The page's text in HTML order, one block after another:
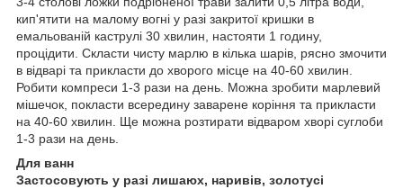
кип'ятити на малому вогні у разі закритої кришки в
емальованій каструлі 30 хвилин, настояти 1 годину,
процідити. Скласти чисту марлю в кілька шарів, рясно змочити
в відварі та прикласти до хворого місце на 40-60 хвилин.
Робити компреси 1-3 рази на день. Можна зробити марлевий
мішечок, покласти всередину заварене коріння та прикласти
на 40-60 хвилин. Ще можна розтирати відваром хворі суглоби
1-3 рази на день.
Для ванн
Застосовують у разі лишаюх, наривів, золотусі